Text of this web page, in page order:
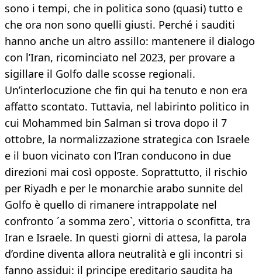
sono i tempi, che in politica sono (quasi) tutto e
che ora non sono quelli giusti. Perché i sauditi
hanno anche un altro assillo: mantenere il dialogo
con l’Iran, ricominciato nel 2023, per provare a
sigillare il Golfo dalle scosse regionali.
Un’interlocuzione che fin qui ha tenuto e non era
affatto scontato. Tuttavia, nel labirinto politico in
cui Mohammed bin Salman si trova dopo il 7
ottobre, la normalizzazione strategica con Israele
e il buon vicinato con l’Iran conducono in due
direzioni mai così opposte. Soprattutto, il rischio
per Riyadh e per le monarchie arabo sunnite del
Golfo è quello di rimanere intrappolate nel
confronto ´a somma zero`, vittoria o sconfitta, tra
Iran e Israele. In questi giorni di attesa, la parola
d’ordine diventa allora neutralità e gli incontri si
fanno assidui: il principe ereditario saudita ha